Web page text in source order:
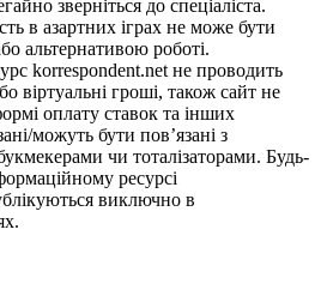
зверніться до спеціаліста.
в азартних іграх не може бути
альтернативою роботі.
korrespondent.net не проводить
віртуальні гроші, також сайт не
оплату ставок та інших
можуть бути пов’язані з
чи тоталізаторами. Будь-
ресурсі
виключно в